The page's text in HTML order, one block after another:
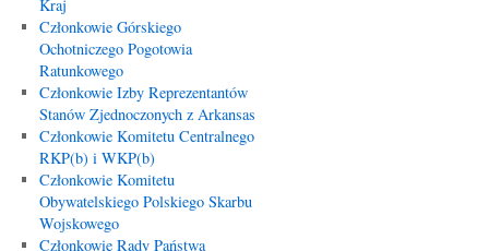
Kraj
Członkowie Górskiego
Ochotniczego Pogotowia
Ratunkowego
Członkowie Izby Reprezentantów
Stanów Zjednoczonych z Arkansas
Członkowie Komitetu Centralnego
RKP(b) i WKP(b)
Członkowie Komitetu
Obywatelskiego Polskiego Skarbu
Wojskowego
Członkowie Rady Państwa